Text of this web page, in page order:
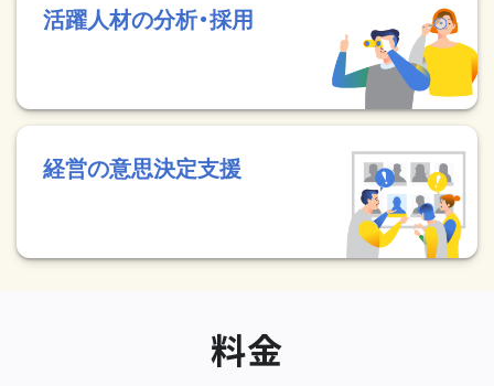
活躍人材の分析・採用
経営の意思決定支援
料金